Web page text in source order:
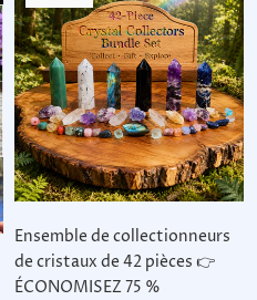
Ensemble de collectionneurs
de cristaux de 42 pièces 👉
ÉCONOMISEZ 75 %